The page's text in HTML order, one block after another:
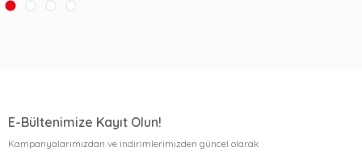
E-Bültenimize Kayıt Olun!
Kampanyalarımızdan ve indirimlerimizden güncel olarak